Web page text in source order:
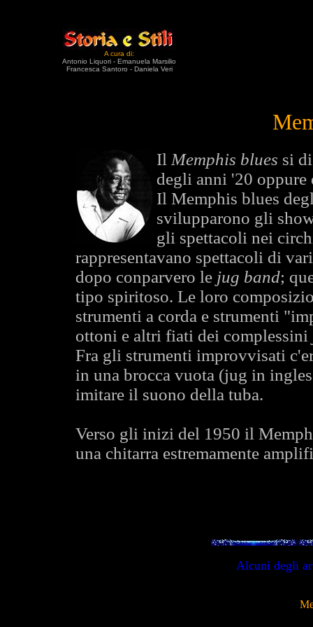
A cura di:
Antonio Liquori - Emanuela Marsilio
Francesca Santoro - Daniela Veri
Il Memphis blues si
degli anni '20
Il Memphis blues
svilupparono gli
gli spettacoli nei
rappresentavano spettacoli di
dopo conparvero le jug band;
tipo spiritoso. Le loro
strumenti a corda e strumenti
ottoni e altri fiati dei complessini
Fra gli strumenti improvvisati
in una brocca vuota (jug in
imitare il suono della tuba.
Verso gli inizi del 1950 il
una chitarra estremamente
Alcuni degli